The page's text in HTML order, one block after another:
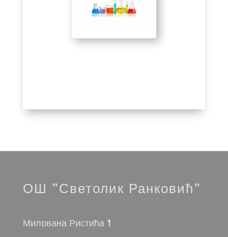
ОШ ”Светолик Ранковић”
Милована Ристића 1